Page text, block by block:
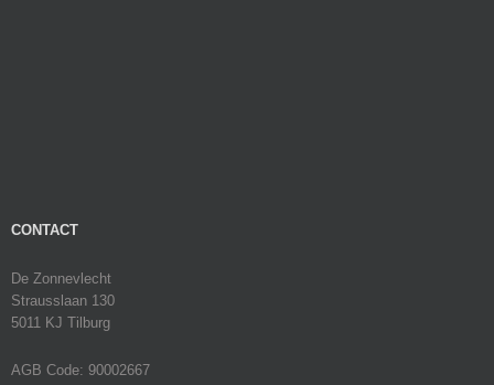
CONTACT
De Zonnevlecht
Strausslaan 130
5011 KJ Tilburg
AGB Code: 90002667